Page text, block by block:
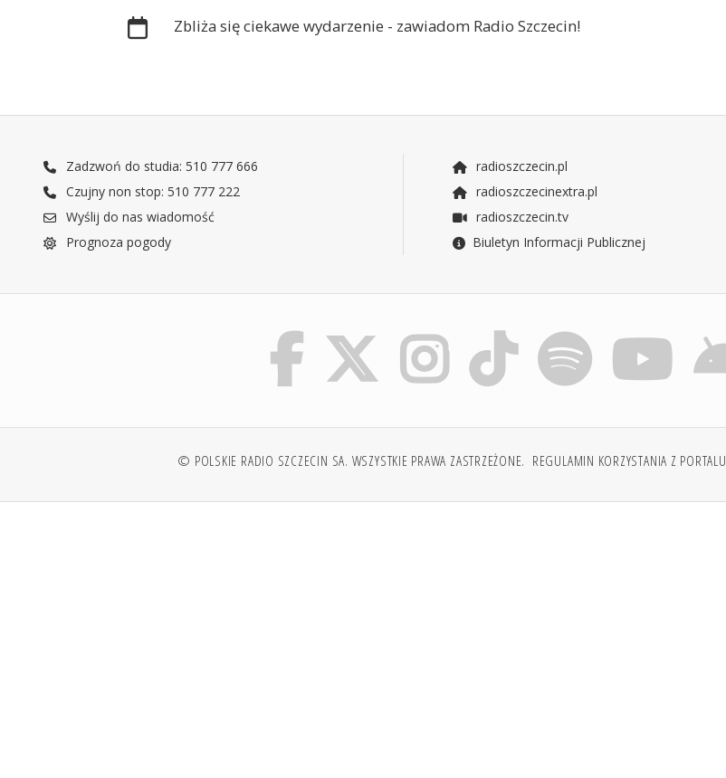
Zbliża się ciekawe wydarzenie - zawiadom Radio Szczecin!
Zadzwoń do studia: 510 777 666
Czujny non stop: 510 777 222
Wyślij do nas wiadomość
Prognoza pogody
radioszczecin.pl
radioszczecinextra.pl
radioszczecin.tv
Biuletyn Informacji Publicznej
© POLSKIE RADIO SZCZECIN SA. WSZYSTKIE PRAWA ZASTRZEŻONE. REGULAMIN KORZYSTANIA Z PORTALU